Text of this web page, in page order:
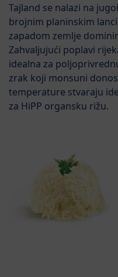
Tajland se nalazi na
brojnim planinskim
zapadom zemlje
Zahvaljujući poplavi
idealna za
zrak koji monsuni
temperature stvaraju
za HiPP organsku rižu.